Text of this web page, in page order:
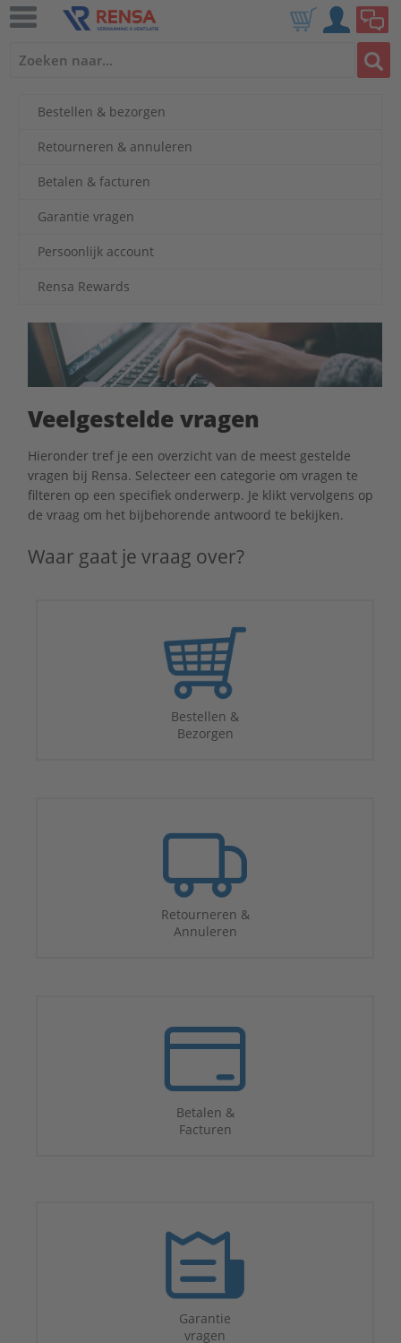
Bestellen & bezorgen
Retourneren & annuleren
Betalen & facturen
Garantie vragen
Persoonlijk account
Rensa Rewards
Veelgestelde vragen
Hieronder tref je een overzicht van de meest gestelde
vragen bij Rensa. Selecteer een categorie om vragen te
filteren op een specifiek onderwerp. Je klikt vervolgens op
de vraag om het bijbehorende antwoord te bekijken.
Waar gaat je vraag over?
Bestellen &
Bezorgen
Retourneren &
Annuleren
Betalen &
Facturen
Garantie
vragen